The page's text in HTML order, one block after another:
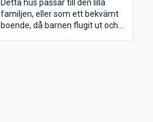
Detta hus passar till den lilla
familjen, eller som ett bekvämt
boende, då barnen flugit ut och